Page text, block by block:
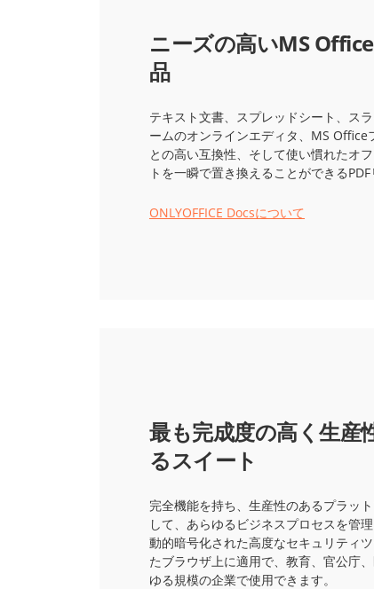
ニーズの高いMS
品
テキスト文書、スプレッドシート、ス
ームのオンラインエディタ、MS Office
との高い互換性、そして使い慣れたオ
トを一瞬で置き換えることができるPDF
ONLYOFFICE Docsについて
最も完成度の高く生産
るスイート
完全機能を持ち、生産性のあるプラッ
して、あらゆるビジネスプロセスを管
動的暗号化された高度なセキュリティ
たブラウザ上に適用で、教育、官公庁
ゆる規模の企業で使用できます。